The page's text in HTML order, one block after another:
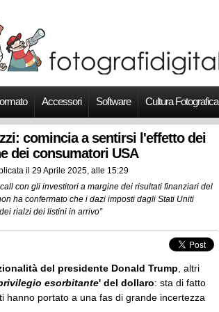
Accessori Software Cultura Fotografica
comincia a sentirsi l'effetto dei
dei consumatori USA
il 29 Aprile 2025, alle 15:29
con gli investitori a margine dei risultati finanziari del
ha confermato che i dazi imposti dagli Stati Uniti
rialzi dei listini in arrivo”
del presidente Donald Trump , altri
esorbitante' del dollaro: sta di fatto
hanno portato a una fas di grande incertezza